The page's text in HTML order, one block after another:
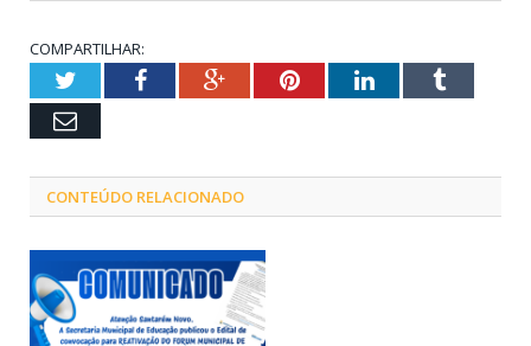
COMPARTILHAR:
TwitterFacebookGoogle+PinterestLinkedInTumblr
Email
CONTEÚDO RELACIONADO